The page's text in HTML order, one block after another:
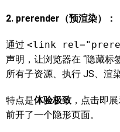
2. prerender（预渲染）：
通过 <link
声明，让浏览器在 “隐藏标
所有子资源、执行 JS、渲
特点是体验极致 ，点击即
前开了一个隐形页面。